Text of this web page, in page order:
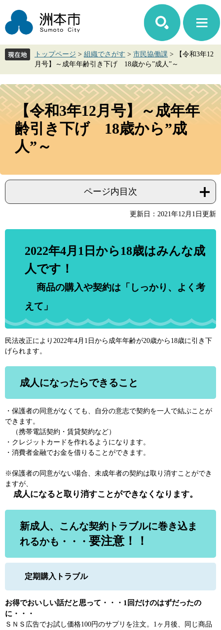
ジ
先
ュ
を
て
本
トップページ > 組織でさがす > 市民協働課 >
【令和3年12
月号】～成年年齢引き下げ 18歳から”成人”～
本
文
【令和3年12月号】～成年年
齢引き下げ 18歳から”成
人”～
ページ内目次
更新日：2021年12月1日更新
2022年4月1日から18歳はみんな成
人です！
商品の購入や契約は「しっかり、よく考
えて」
民法改正により2022年4月1日から成年年齢が20歳から18歳に引き下
げられます。
成人になったらできること
・保護者の同意がなくても、自分の意志で契約を一人で結ぶことが
できます。
（携帯電話契約・賃貸契約など）
・クレジットカードを作れるようになります。
・消費者金融でお金を借りることができます。
※保護者の同意がない場合、未成年者の契約は取り消すことができ
ますが、
成人になると取り消すことができなくなります。
新成人、こんな契約トラブルに巻き込ま
れるかも・・・ 要注意！！
定期購入トラブル
お得でおいしい話だと思って・・・1回だけのはずだったの
に・・・
ＳＮＳ広告でお試し価格100円のサプリを注文。1ヶ月後、同じ商品